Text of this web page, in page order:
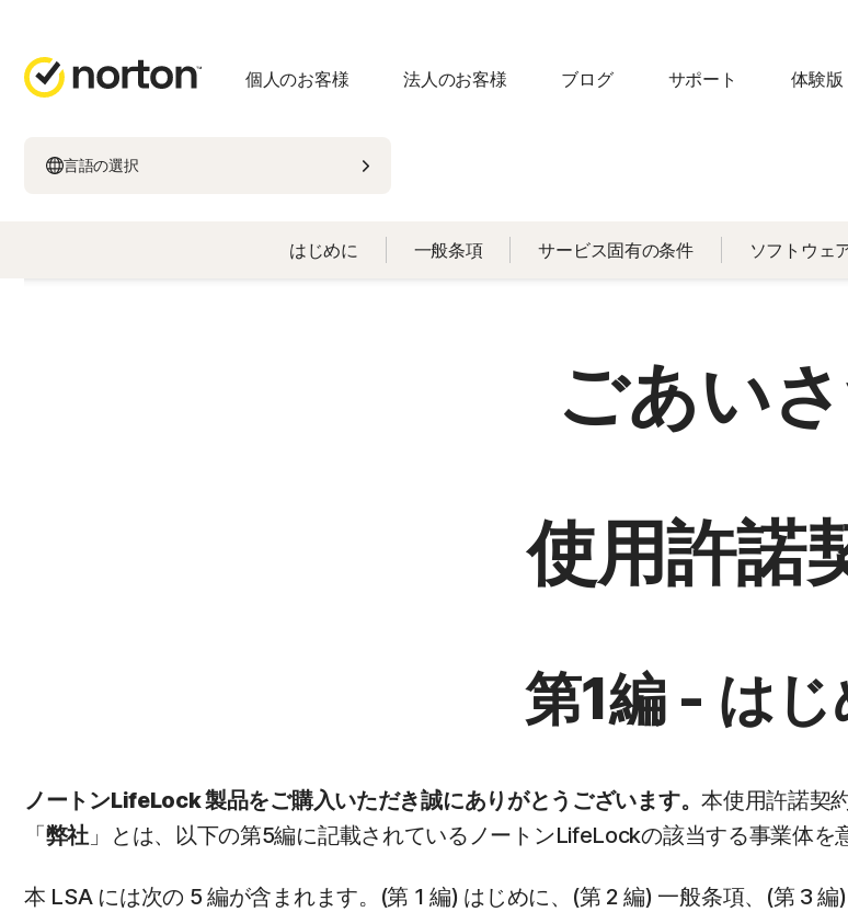
個人のお客様 法人のお客様 ブログ サポート 体験版
言語の選択
はじめに 一般条項 サービス固有の条件 ソフトウェ
ごあい
使用許諾
第1編 - は
ノートンLifeLock 製品をご購入いただき誠にありがとうございます。本使用許諾契
「弊社 」とは、以下の第5編に記載されているノートンLifeLockの該当する事業体を
本 LSA には次の 5 編が含まれます。(第 1 編) はじめに、(第 2 編) 一般条項、(第 3